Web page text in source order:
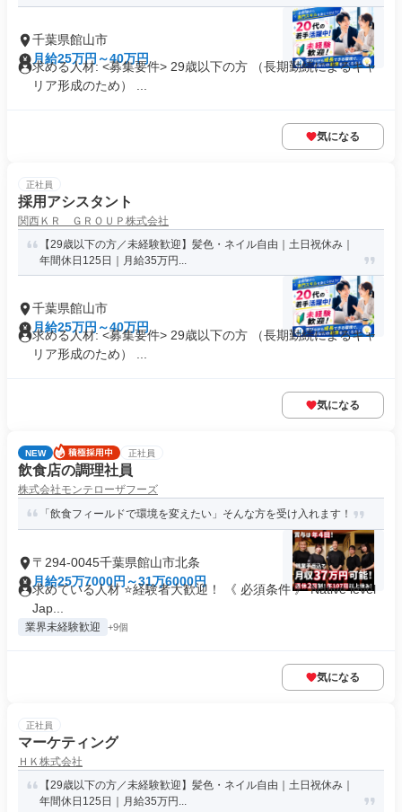
千葉県館山市
月給25万円～40万円
求める人材: <募集要件> 29歳以下の方 （長期勤続によるキャ
リア形成のため） ...
気になる
正社員
採用アシスタント
関西ＫＲ ＧＲＯＵＰ株式会社
【29歳以下の方／未経験歓迎】髪色・ネイル自由｜土日祝休み｜
年間休日125日｜月給35万円...
千葉県館山市
月給25万円～40万円
求める人材: <募集要件> 29歳以下の方 （長期勤続によるキャ
リア形成のため） ...
気になる
NEW 正社員
飲食店の調理社員
株式会社モンテローザフーズ
「飲食フィールドで環境を変えたい」そんな方を受け入れます！
〒294-0045千葉県館山市北条
月給25万7000円～31万6000円
求めている人材 ⭐経験者大歓迎！ 《 必須条件 》 Native level
Jap...
業界未経験歓迎 +9個
気になる
正社員
マーケティング
ＨＫ株式会社
【29歳以下の方／未経験歓迎】髪色・ネイル自由｜土日祝休み｜
年間休日125日｜月給35万円...